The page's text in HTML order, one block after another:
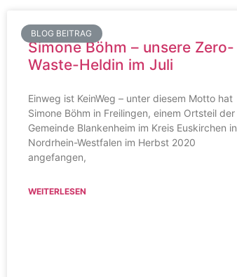
BLOG BEITRAG
Simone Böhm – unsere Zero-
Waste-Heldin im Juli
Einweg ist KeinWeg – unter diesem Motto hat
Simone Böhm in Freilingen, einem Ortsteil der
Gemeinde Blankenheim im Kreis Euskirchen in
Nordrhein-Westfalen im Herbst 2020
angefangen,
WEITERLESEN